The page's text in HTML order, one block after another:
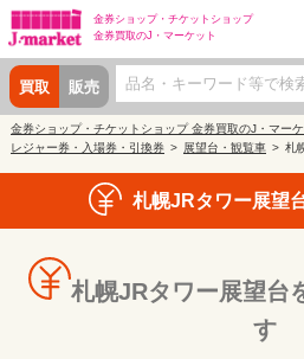
金券ショップ・ チケットショップ
金券買取のJ・マーケット
買取 販売
金券ショップ・チケットショップ 金券買取のJ・マーケ
レジャー券・入場券・引換券
展望台・観覧車 札
札幌JRタワー展望
札幌JRタワー展望台
す